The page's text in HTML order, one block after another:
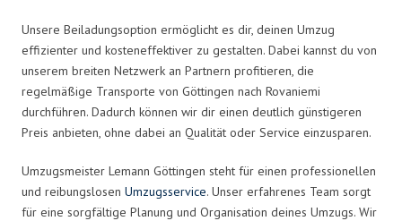
Unsere Beiladungsoption ermöglicht es dir, deinen Umzug
effizienter und kosteneffektiver zu gestalten. Dabei kannst du von
unserem breiten Netzwerk an Partnern profitieren, die
regelmäßige Transporte von Göttingen nach Rovaniemi
durchführen. Dadurch können wir dir einen deutlich günstigeren
Preis anbieten, ohne dabei an Qualität oder Service einzusparen.
Umzugsmeister Lemann Göttingen steht für einen professionellen
und reibungslosen Umzugsservice. Unser erfahrenes Team sorgt
für eine sorgfältige Planung und Organisation deines Umzugs. Wir